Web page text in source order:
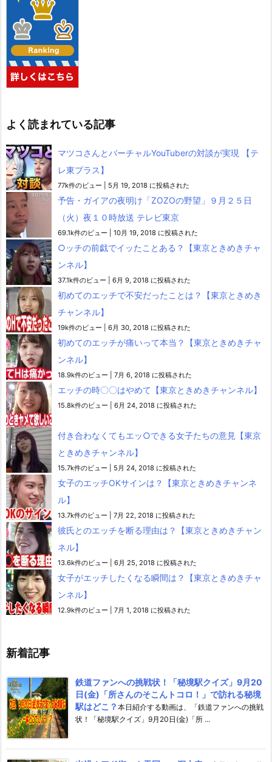
よく読まれている記事
マツコさんとバーチャルYouTuberの対談が実現 【テ
レ東プラス】
77k件のビュー 5月 19, 2018 に投稿された
予告・ガイアの夜明け「ZOZOの野望」９月２５日
（火）夜１０時放送 テレビ東京
69.1k件のビュー 10月 19, 2018 に投稿された
○ッチの前戯でイッたことある？【東京ときめきチャ
ンネル】
37.1k件のビュー 6月 9, 2018 に投稿された
初めてのエッチで不安だったことは？【東京ときめき
チャンネル】
19k件のビュー 6月 30, 2018 に投稿された
初めてのエッチが痛いって本当？【東京ときめきチャ
ンネル】
18.9k件のビュー 7月 6, 2018 に投稿された
エッチの時〇〇はやめて【東京ときめきチャンネル】
15.8k件のビュー 6月 24, 2018 に投稿された
付き合わなくてもエッ○できる女子たちの意見【東京
ときめきチャンネル】
15.7k件のビュー 5月 24, 2018 に投稿された
女子のエッチOKサインは？【東京ときめきチャンネ
ル】
13.7k件のビュー 7月 22, 2018 に投稿された
彼氏とのエッチを断る理由は？【東京ときめきチャン
ネル】
13.6k件のビュー 6月 25, 2018 に投稿された
女子がエッチしたくなる瞬間は？【東京ときめきチャ
ンネル】
12.9k件のビュー 7月 1, 2018 に投稿された
新着記事
鉄道ファンへの挑戦状！「秘境駅クイズ」9月20
日(金)「所さんのそこんトコロ！」で訪れる秘境
駅はどこ？ 本日紹介する動画は、「鉄道ファンへの挑戦
状！「秘境駅クイズ」9月20日(金)「所 ...